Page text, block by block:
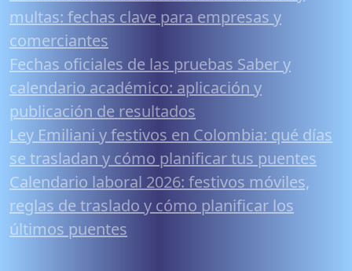
multas: fechas clave para empresas y
comerciantes
Fechas oficiales de las pruebas Saber y
calendario académico: aplicación y
publicación de resultados
Ley Emiliani y festivos en Colombia: qué días
se trasladan y cómo planificar tus puentes
Calendario laboral 2026: festivos móviles,
reglas de traslado y cómo planificar los
últimos puentes